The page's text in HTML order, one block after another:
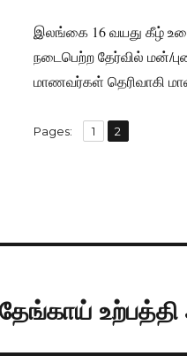
இலங்கை 16 வயது கீழ்
நடைபெற்ற தேர்வில் மன்/
மாணவர்கள் தெரிவாகி
Pages: Page
1 ,
Page
2
உற்பத்தி